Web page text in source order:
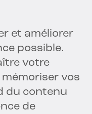
et améliorer
possible.
votre
vos
du contenu
de